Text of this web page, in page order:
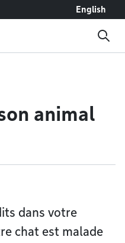
English
animal
dans votre
chat est malade